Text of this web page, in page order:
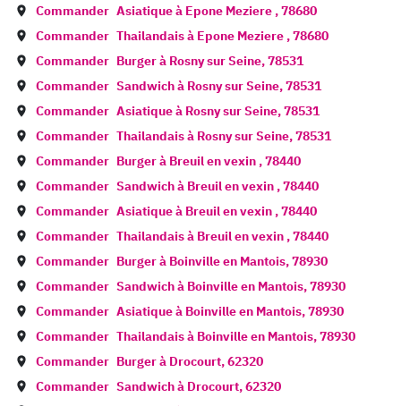
Commander Asiatique à Epone Meziere ,78680
Commander Thailandais à Epone Meziere ,78680
Commander Burger à Rosny sur Seine,78531
Commander Sandwich à Rosny sur Seine,78531
Commander Asiatique à Rosny sur Seine,78531
Commander Thailandais à Rosny sur Seine,78531
Commander Burger à Breuil en vexin ,78440
Commander Sandwich à Breuil en vexin ,78440
Commander Asiatique à Breuil en vexin ,78440
Commander Thailandais à Breuil en vexin ,78440
Commander Burger à Boinville en Mantois,78930
Commander Sandwich à Boinville en Mantois,78930
Commander Asiatique à Boinville en Mantois,78930
Commander Thailandais à Boinville en Mantois,78930
Commander Burger à Drocourt,62320
Commander Sandwich à Drocourt,62320